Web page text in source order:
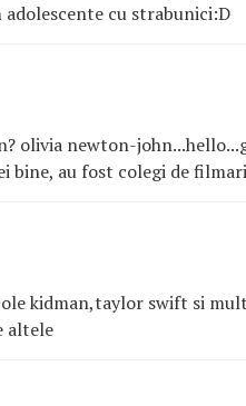
adolescente cu strabunici:D
olivia newton-
bine, au fost colegi de
kidman,taylor swift si
altele